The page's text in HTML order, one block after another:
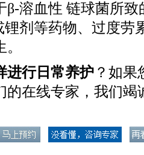
β-溶血性 链球菌所
锂剂等药物、过度劳
进行日常养护 ？如果
的在线专家，我们竭